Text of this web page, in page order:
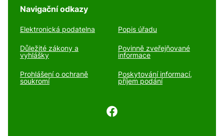
Navigační odkazy
Elektronická podatelna Popis úřadu
Důležité zákony a
vyhlášky
Povinně zveřejňované
informace
Prohlášení o ochraně
soukromí
Poskytování informací,
příjem podání